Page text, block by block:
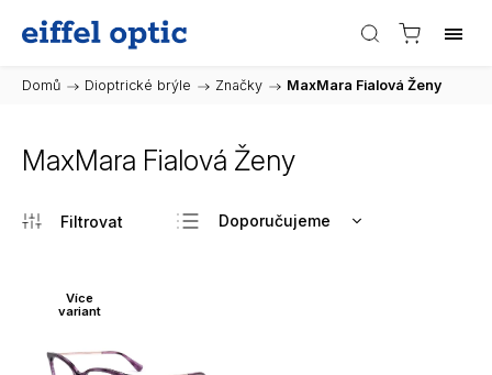
Domů / Dioptrické brýle / Značky / MaxMara Fialová Ženy
MaxMara Fialová Ženy
Doporučujeme
Více
variant